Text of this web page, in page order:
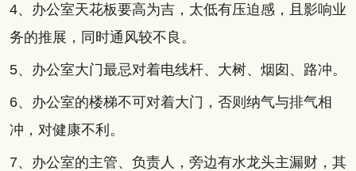
4、办公室天花板要高为吉，太低有压迫感，且影响业
务的推展，同时通风较不良。
5、办公室大门最忌对着电线杆、大树、烟囱、路冲。
6、办公室的楼梯不可对着大门，否则纳气与排气相
冲，对健康不利。
7、办公室的主管、负责人，旁边有水龙头主漏财，其